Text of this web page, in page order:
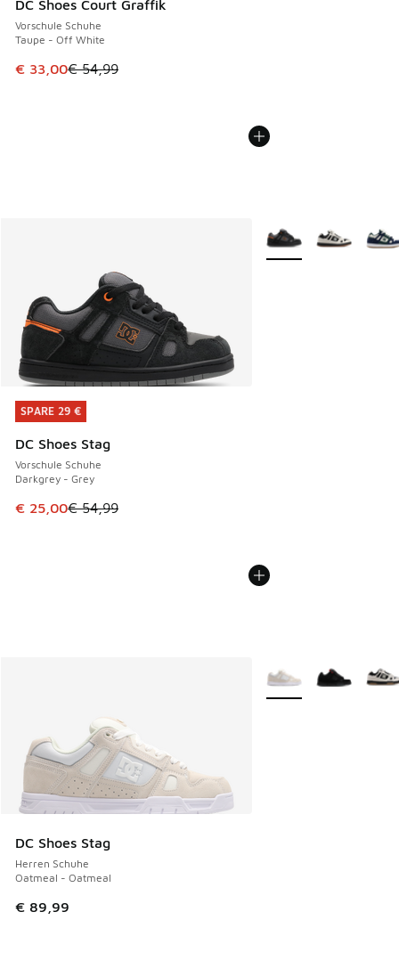
DC Shoes Court Graffik
Vorschule Schuhe
Taupe - Off White
Dieser Artikel ist im Sale. Der Preis ist von € 54,99 auf €
€ 33,00€ 54,99
SPARE 29 €
DC Shoes Stag
Vorschule Schuhe
Darkgrey - Grey
Dieser Artikel ist im Sale. Der Preis ist von € 54,99 auf €
€ 25,00€ 54,99
SPARE 29 €
Weitere Farben
DC Shoes Stag
Herren Schuhe
Oatmeal - Oatmeal
€ 89,99
Weitere Farben